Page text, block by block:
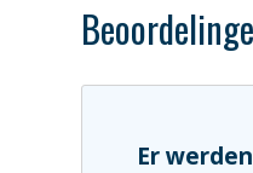
Er